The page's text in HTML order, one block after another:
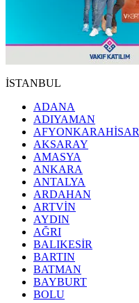
İSTANBUL
ADANA
ADIYAMAN
AFYONKARAHİSAR
AKSARAY
AMASYA
ANKARA
ANTALYA
ARDAHAN
ARTVİN
AYDIN
AĞRI
BALIKESİR
BARTIN
BATMAN
BAYBURT
BOLU